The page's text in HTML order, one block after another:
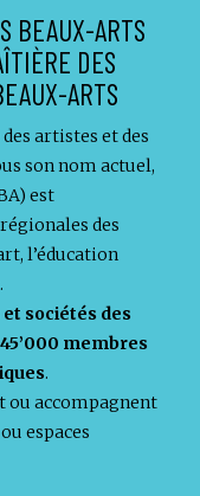
BEAUX-ARTS
DES
ARTS
artistes et des
son nom actuel,
est
des
l’éducation
sociétés des
45’000 membres
.
ou accompagnent
espaces